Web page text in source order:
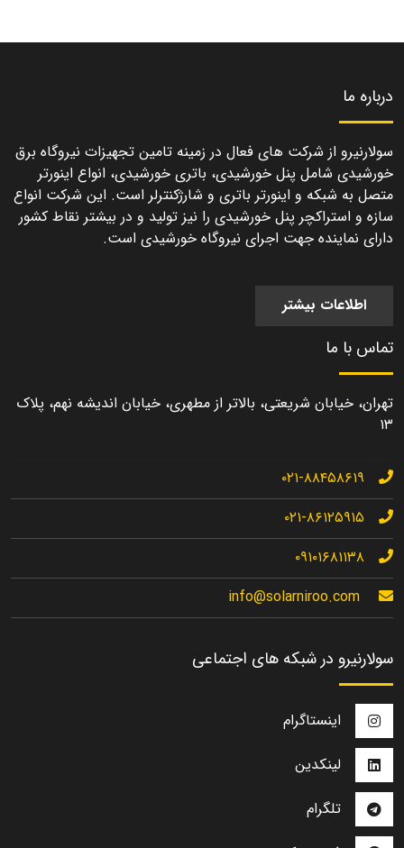
درباره ما
سولارنیرو از شرکت های فعال در زمینه تامین تجهیزات نیروگاه برق
خورشیدی شامل پنل خورشیدی، باتری خورشیدی، انواع اینورتر
متصل به شبکه و اینورتر باتری و شارژکنترلر است. این شرکت انواع
سازه و استراکچر پنل خورشیدی را نیز تولید و در بیشتر نقاط کشور
دارای نماینده جهت اجرای نیروگاه خورشیدی است.
اطلاعات بیشتر
تماس با ما
تهران، خیابان شریعتی، بالاتر از مطهری، خیابان اندیشه نهم، پلاک
۱۳
۰۲۱-۸۸۴۵۸۶۱۹
۰۲۱-۸۶۱۲۵۹۱۵
۰۹۱۰۱۶۸۱۱۳۸
info@solarniroo.com
سولارنیرو در شبکه های اجتماعی
اینستاگرام
لینکدین
تلگرام